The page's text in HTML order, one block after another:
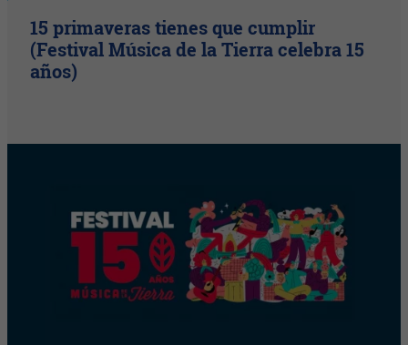
15 primaveras tienes que cumplir
(Festival Música de la Tierra celebra 15
años)